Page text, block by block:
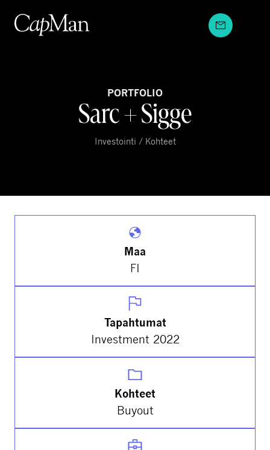
sisältöön
PORTFOLIO
Sarc + Sigge
Investointi / Kohteet
Maa
FI
Tapahtumat
Investment 2022
Kohteet
Buyout